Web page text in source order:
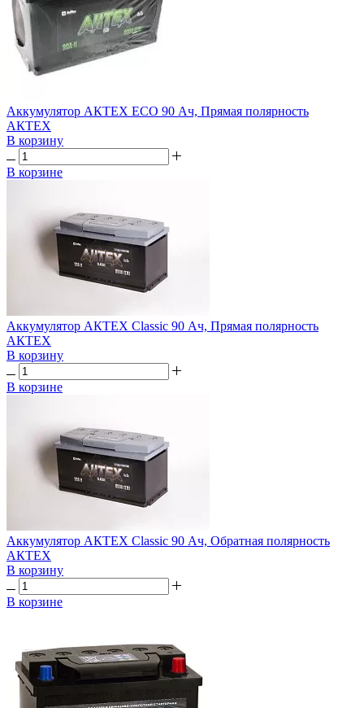
Аккумулятор АКТЕХ ECO 90 Ач, Прямая полярность
АКТЕХ
В корзину
В корзине
Аккумулятор АКТЕХ Classic 90 Ач, Прямая полярность
АКТЕХ
В корзину
В корзине
Аккумулятор АКТЕХ Classic 90 Ач, Обратная полярность
АКТЕХ
В корзину
В корзине